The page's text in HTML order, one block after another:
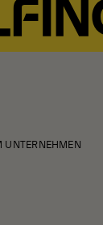
UNTERNEHMEN